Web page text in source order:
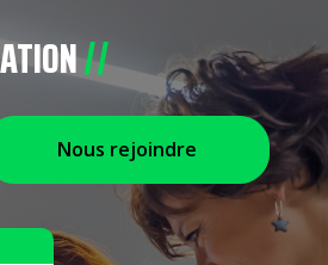
Nous rejoindre